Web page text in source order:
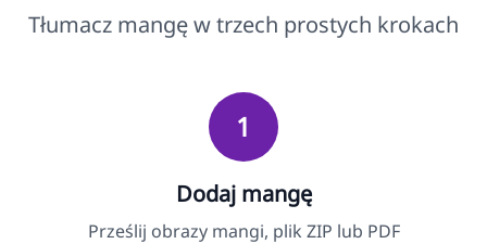
Tłumacz mangę w trzech prostych krokach
1
Dodaj mangę
Prześlij obrazy mangi, plik ZIP lub PDF